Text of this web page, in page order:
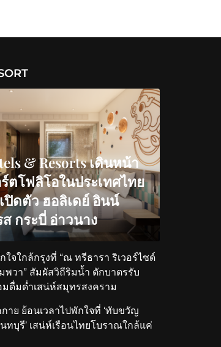
& Resorts เดินหน้า
ตโฟลิโอในประเทศไทย
ปิดตัว ฮอลิเดย์ อินน์
ส กระบี่ อ่าวนาง
ใจใกล้กรุงที่ “ณ ทรีธารา ริเวอร์ไซด์
พวา” สัมผัสวิถีริมน้ำ ตักบาตรรับ
ดื่มด่ำเสน่ห์สมุทรสงคราม
าย ย้อนเวลาไปพักใจที่ ‘ทับขวัญ
ทบุรี’ เสน่ห์เรือนไทยโบราณใกล้แค่